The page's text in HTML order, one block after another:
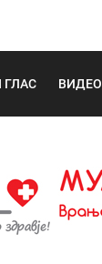
ГЛАС ВИДЕО